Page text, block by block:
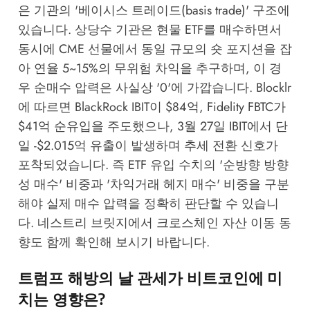
은 기관의 '베이시스 트레이드(basis trade)' 구조에
있습니다. 상당수 기관은 현물 ETF를 매수하면서
동시에 CME 선물에서 동일 규모의 숏 포지션을 잡
아 연율 5~15%의 무위험 차익을 추구하며, 이 경
우 순매수 압력은 사실상 '0'에 가깝습니다. Blocklr
에 따르면 BlackRock IBIT이 $84억, Fidelity FBTC가
$41억 순유입을 주도했으나, 3월 27일 IBIT에서 단
일 -$2.015억 유출이 발생하며 추세 전환 신호가
포착되었습니다. 즉 ETF 유입 수치의 '순방향 방향
성 매수' 비중과 '차익거래 헤지 매수' 비중을 구분
해야 실제 매수 압력을 정확히 판단할 수 있습니
다. 네스트리 브릿지에서 크로스체인 자산 이동 동
향도 함께 확인해 보시기 바랍니다.
트럼프 해방의 날 관세가 비트코인에 미
치는 영향은?